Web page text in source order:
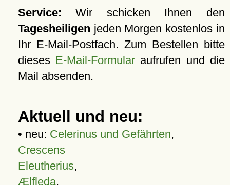
Service: Wir schicken Ihnen den
Tagesheiligen jeden Morgen kostenlos in
Ihr E-Mail-Postfach. Zum Bestellen bitte
dieses E-Mail-Formular aufrufen und die
Mail absenden.
Aktuell und neu:
• neu: Celerinus und Gefährten,
Crescens
Eleutherius,
Ælfleda,